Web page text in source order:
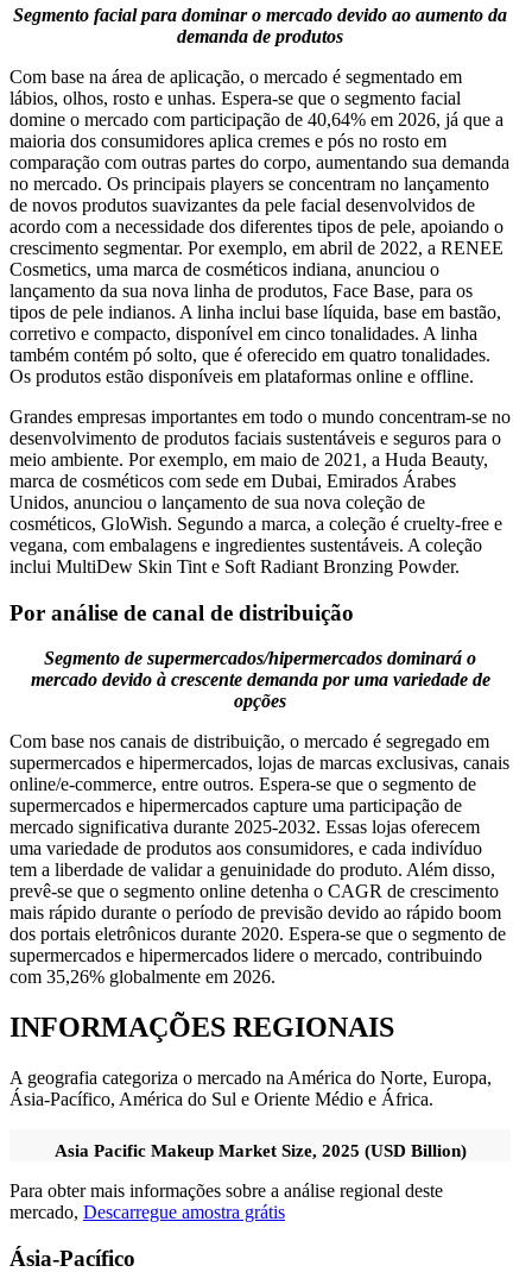
Segmento facial para dominar o mercado devido ao aumento da
demanda de produtos
Com base na área de aplicação, o mercado é segmentado em
lábios, olhos, rosto e unhas. Espera-se que o segmento facial
domine o mercado com participação de 40,64% em 2026, já que a
maioria dos consumidores aplica cremes e pós no rosto em
comparação com outras partes do corpo, aumentando sua demanda
no mercado. Os principais players se concentram no lançamento
de novos produtos suavizantes da pele facial desenvolvidos de
acordo com a necessidade dos diferentes tipos de pele, apoiando o
crescimento segmentar. Por exemplo, em abril de 2022, a RENEE
Cosmetics, uma marca de cosméticos indiana, anunciou o
lançamento da sua nova linha de produtos, Face Base, para os
tipos de pele indianos. A linha inclui base líquida, base em bastão,
corretivo e compacto, disponível em cinco tonalidades. A linha
também contém pó solto, que é oferecido em quatro tonalidades.
Os produtos estão disponíveis em plataformas online e offline.
Grandes empresas importantes em todo o mundo concentram-se no
desenvolvimento de produtos faciais sustentáveis ​​e seguros para o
meio ambiente. Por exemplo, em maio de 2021, a Huda Beauty,
marca de cosméticos com sede em Dubai, Emirados Árabes
Unidos, anunciou o lançamento de sua nova coleção de
cosméticos, GloWish. Segundo a marca, a coleção é cruelty-free e
vegana, com embalagens e ingredientes sustentáveis. A coleção
inclui MultiDew Skin Tint e Soft Radiant Bronzing Powder.
Por análise de canal de distribuição
Segmento de supermercados/hipermercados dominará o
mercado devido à crescente demanda por uma variedade de
opções
Com base nos canais de distribuição, o mercado é segregado em
supermercados e hipermercados, lojas de marcas exclusivas, canais
online/e-commerce, entre outros. Espera-se que o segmento de
supermercados e hipermercados capture uma participação de
mercado significativa durante 2025-2032. Essas lojas oferecem
uma variedade de produtos aos consumidores, e cada indivíduo
tem a liberdade de validar a genuinidade do produto. Além disso,
prevê-se que o segmento online detenha o CAGR de crescimento
mais rápido durante o período de previsão devido ao rápido boom
dos portais eletrônicos durante 2020. Espera-se que o segmento de
supermercados e hipermercados lidere o mercado, contribuindo
com 35,26% globalmente em 2026.
INFORMAÇÕES REGIONAIS
A geografia categoriza o mercado na América do Norte, Europa,
Ásia-Pacífico, América do Sul e Oriente Médio e África.
Asia Pacific Makeup Market Size, 2025 (USD Billion)
Para obter mais informações sobre a análise regional deste
mercado, Descarregue amostra grátis
Ásia-Pacífico